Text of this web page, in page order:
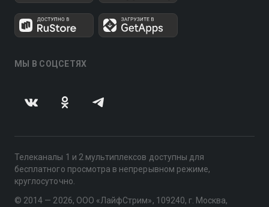
МЫ В СОЦСЕТЯХ
Телеканалы 1 и 2 мультиплексов доступны для
бесплатного просмотра в непрерывном режиме,
круглосуточно.
© 2014 — 2026, ООО «ЛайфСтрим», 109240, г. Москва,